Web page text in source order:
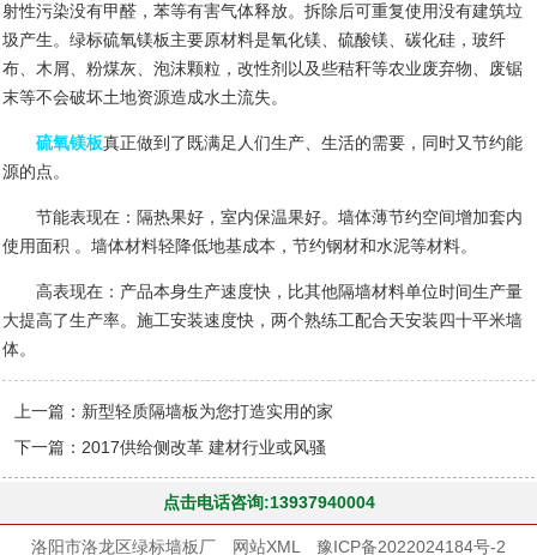
射性污染没有甲醛，苯等有害气体释放。拆除后可重复使用没有建筑垃
圾产生。绿标硫氧镁板主要原材料是氧化镁、硫酸镁、碳化硅，玻纤
布、木屑、粉煤灰、泡沫颗粒，改性剂以及些秸秆等农业废弃物、废锯
末等不会破坏土地资源造成水土流失。
硫氧镁板真正做到了既满足人们生产、生活的需要，同时又节约能
源的点。
节能表现在：隔热果好，室内保温果好。墙体薄节约空间增加套内
使用面积 。墙体材料轻降低地基成本，节约钢材和水泥等材料。
高表现在：产品本身生产速度快，比其他隔墙材料单位时间生产量
大提高了生产率。施工安装速度快，两个熟练工配合天安装四十平米墙
体。
上一篇： 新型轻质隔墙板为您打造实用的家
下一篇： 2017供给侧改革 建材行业或风骚
点击电话咨询:13937940004
洛阳市洛龙区绿标墙板厂 网站XML 豫ICP备2022024184号-2